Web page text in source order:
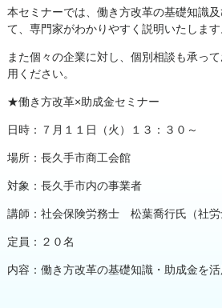
本セミナーでは、働き方改革の基礎知識
て、専門家がわかりやすく説明いたします
また個々の企業に対し、個別相談も承っ
用ください。
★働き方改革×助成金セミナー
日時：７月１１日（火）１３：３０～
場所：長久手市商工会館
対象：長久手市内の事業者
講師：社会保険労務士 松葉喬行氏（社労
定員：２０名
内容：働き方改革の基礎知識・助成金を